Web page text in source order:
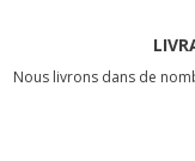
Nous livrons dans de